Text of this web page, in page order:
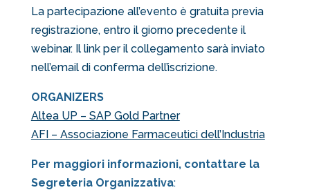
La partecipazione all’evento è gratuita previa
registrazione, entro il giorno precedente il
webinar. Il link per il collegamento sarà inviato
nell’email di conferma dell’iscrizione.
ORGANIZERS
Altea UP – SAP Gold Partner
AFI – Associazione Farmaceutici dell’Industria
Per maggiori informazioni, contattare la
Segreteria Organizzativa: